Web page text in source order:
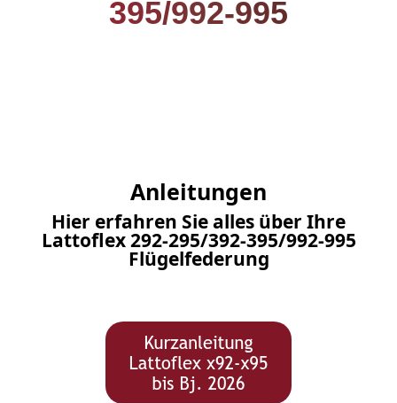
395/992-995
Anleitungen
Hier erfahren Sie alles über Ihre
Lattoflex 292-295/392-395/992-995
Flügelfederung